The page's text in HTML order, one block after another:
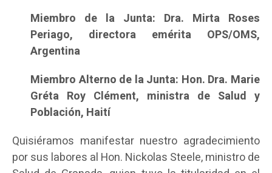
Miembro de la Junta: Dra. Mirta Roses
Periago, directora emérita OPS/OMS,
Argentina
Miembro Alterno de la Junta: Hon. Dra. Marie
Gréta Roy Clément, ministra de Salud y
Población, Haití
Quisiéramos manifestar nuestro agradecimiento
por sus labores al Hon. Nickolas Steele, ministro de